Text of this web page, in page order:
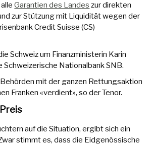
alleGarantien des Landes zur direkten
zur Stützung mit Liquidität wegen der
Credit Suisse (CS)
Schweiz um Finanzministerin Karin
Schweizerische Nationalbank SNB.
mit der ganzen Rettungsaktion
Franken «verdient», so der Tenor.
auf die Situation, ergibt sich ein
stimmt es, dass die Eidgenössische